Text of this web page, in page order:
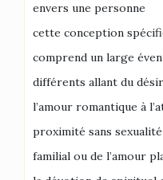
envers une personne
cette conception
comprend un large
différents allant du
l’amour romantique à
proximité sans sexualité
familial ou de l’amour